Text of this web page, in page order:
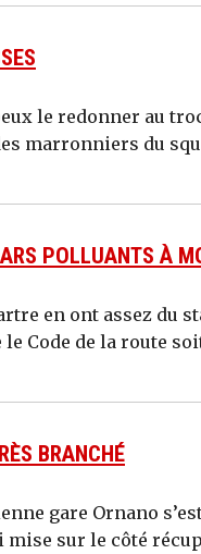
le redonner au
marronniers du
POLLUANTS À
en ont assez du
Code de la route
BRANCHÉ
gare Ornano
mise sur le côté